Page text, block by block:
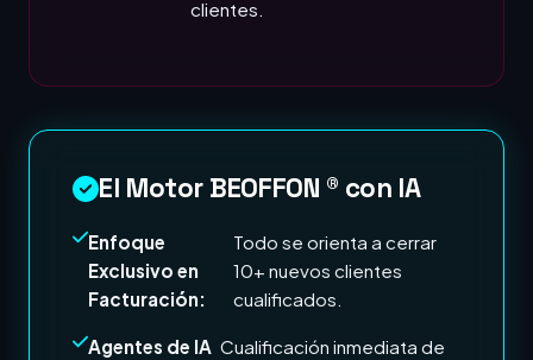
clientes.
El Motor BEOFFON ® con IA
Enfoque
Exclusivo en
Facturación:
Todo se orienta a cerrar
10+ nuevos clientes
cualificados.
Agentes de IA Cualificación inmediata de